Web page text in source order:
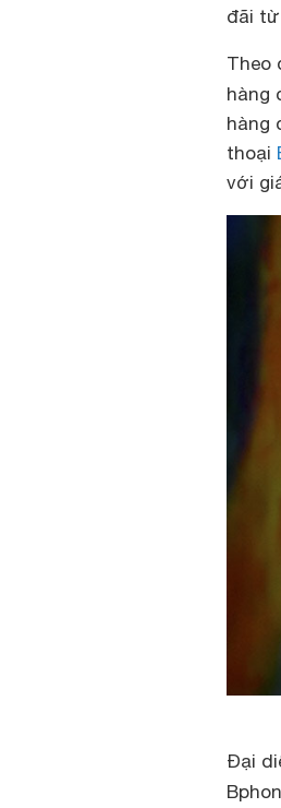
đãi từ
Theo
hàng
hàng
thoại
với
Đại